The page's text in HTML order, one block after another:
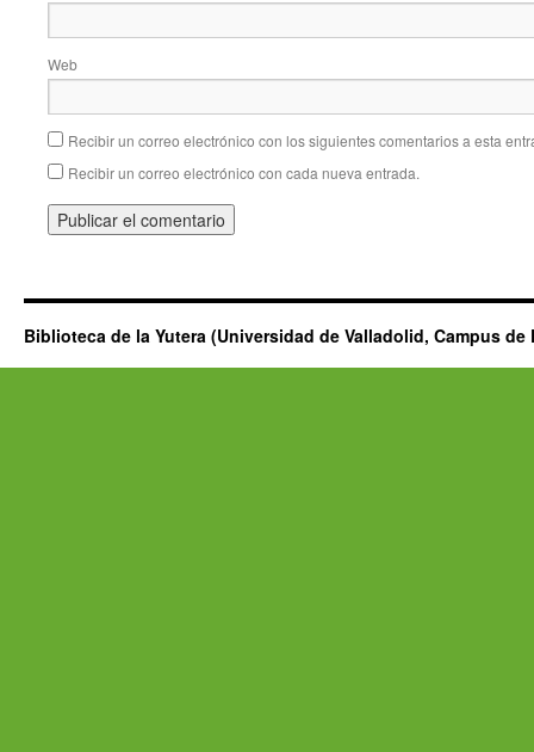
Web
Recibir un correo electrónico con los siguientes comentarios a esta
Recibir un correo electrónico con cada nueva entrada.
Biblioteca de la Yutera (Universidad de Valladolid, Campus de